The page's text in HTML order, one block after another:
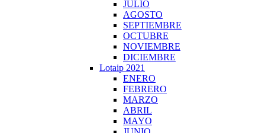
JULIO
AGOSTO
SEPTIEMBRE
OCTUBRE
NOVIEMBRE
DICIEMBRE
Lotaip 2021
ENERO
FEBRERO
MARZO
ABRIL
MAYO